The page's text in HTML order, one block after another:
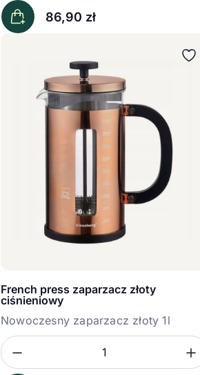
86,90 zł
French press zaparzacz złoty
ciśnieniowy
Nowoczesny zaparzacz złoty 1l
IlośćZmniejsz ilość